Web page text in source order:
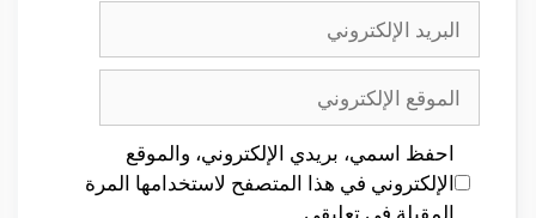
البريد
الإلكتروني
الموقع
الإلكتروني
احفظ اسمي، بريدي الإلكتروني، والموقع
الإلكتروني في هذا المتصفح لاستخدامها المرة